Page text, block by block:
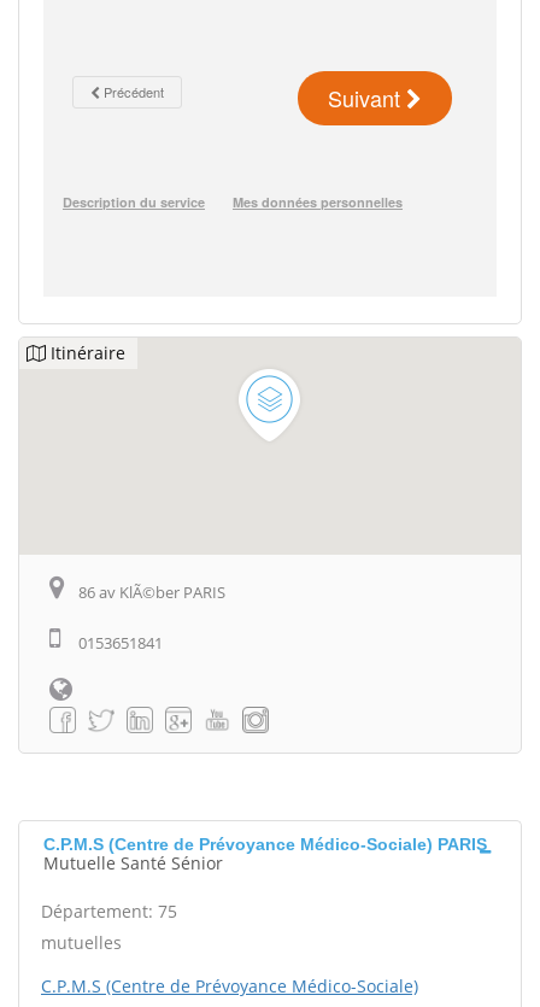
Itinéraire
86 av KlÃ©ber PARIS
0153651841
C.P.M.S (Centre de Prévoyance Médico-Sociale) PARIS
Mutuelle Santé Sénior
Département: 75
mutuelles
C.P.M.S (Centre de Prévoyance Médico-Sociale)